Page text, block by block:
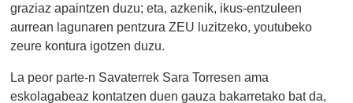
graziaz apaintzen duzu; eta, azkenik, ikus-entzuleen
aurrean lagunaren pentzura ZEU luzitzeko, youtubeko
zeure kontura igotzen duzu.
La peor parte-n Savaterrek Sara Torresen ama
eskolagabeaz kontatzen duen gauza bakarretako bat da,